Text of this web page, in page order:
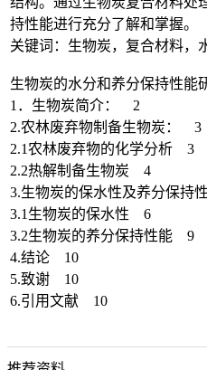
持性能进行充分了解和掌握。
关键词：生物炭，复合材料，
生物炭的水分和养分保持性
1．生物炭简介： 2
2.农林废弃物制备生物炭： 3
2.1农林废弃物的化学分析 3
2.2热解制备生物炭 4
3.生物炭的保水性及养分保持
3.1生物炭的保水性 6
3.2生物炭的养分保持性能 9
4.结论 10
5.致谢 10
6.引用文献 10